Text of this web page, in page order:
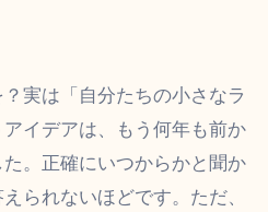
実は「自分たちの小さなラ
イデアは、もう何年も前か
。正確にいつからかと聞か
られないほどです。ただ、